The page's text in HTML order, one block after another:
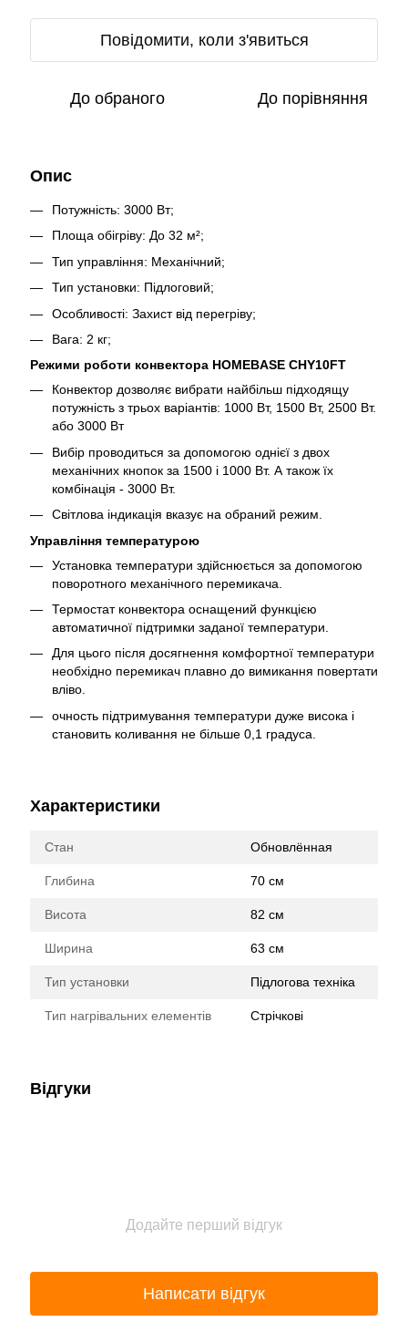
Повідомити, коли з'явиться
До обраного До порівняння
Опис
Потужність: 3000 Вт;
Площа обігріву: До 32 м²;
Тип управління: Механічний;
Тип установки: Підлоговий;
Особливості: Захист від перегріву;
Вага: 2 кг;
Режими роботи конвектора HOMEBASE CHY10FT
Конвектор дозволяє вибрати найбільш підходящу
потужність з трьох варіантів: 1000 Вт, 1500 Вт, 2500 Вт.
або 3000 Вт
Вибір проводиться за допомогою однієї з двох
механічних кнопок за 1500 і 1000 Вт. А також їх
комбінація - 3000 Вт.
Світлова індикація вказує на обраний режим.
Управління температурою
Установка температури здійснюється за допомогою
поворотного механічного перемикача.
Термостат конвектора оснащений функцією
автоматичної підтримки заданої температури.
Для цього після досягнення комфортної температури
необхідно перемикач плавно до вимикання повертати
вліво.
очность підтримування температури дуже висока і
становить коливання не більше 0,1 градуса.
Характеристики
Стан Обновлённая
Глибина 70 см
Висота 82 см
Ширина 63 см
Тип установки Підлогова техніка
Тип нагрівальних елементів Стрічкові
Відгуки
Додайте перший відгук
Написати відгук